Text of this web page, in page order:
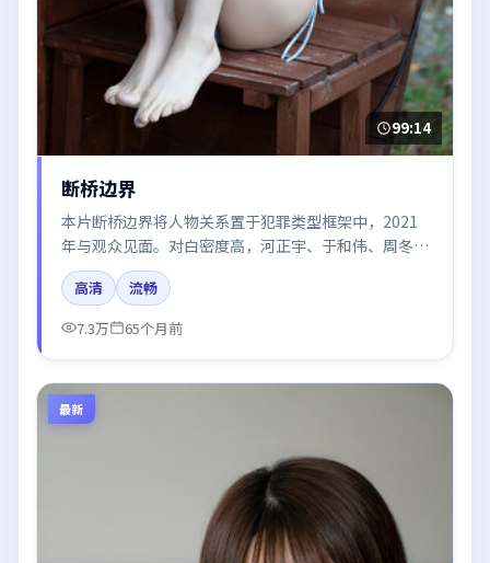
99:14
断桥边界
本片断桥边界将人物关系置于犯罪类型框架中，2021
年与观众见面。对白密度高，河正宇、于和伟、周冬
雨、廖凡的台词节奏值得关注；整体气质偏英国都市与
冷色调摄影。
高清
流畅
7.3万
65个月前
最新